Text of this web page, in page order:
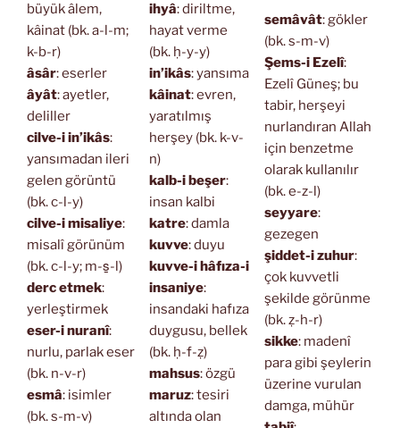
büyük âlem,
kâinat (bk. a-l-m;
k-b-r)
âsâr: eserler
âyât: ayetler,
deliller
cilve-i in’ikâs:
yansımadan ileri
gelen görüntü
(bk. c-l-y)
cilve-i misaliye:
misalî görünüm
(bk. c-l-y; m-s̱-l)
derc etmek:
yerleştirmek
eser-i nuranî:
nurlu, parlak eser
(bk. n-v-r)
esmâ: isimler
(bk. s-m-v)
ihyâ: diriltme,
hayat verme
(bk. ḥ-y-y)
in’ikâs: yansıma
kâinat: evren,
yaratılmış
herşey (bk. k-v-
n)
kalb-i beşer:
insan kalbi
katre: damla
kuvve: duyu
kuvve-i hâfıza-i
insaniye:
insandaki hafıza
duygusu, bellek
(bk. ḥ-f-ẓ)
mahsus: özgü
maruz: tesiri
altında olan
semâvât: gökler
(bk. s-m-v)
Şems-i Ezelî:
Ezelî Güneş; bu
tabir, herşeyi
nurlandıran Allah
için benzetme
olarak kullanılır
(bk. e-z-l)
seyyare:
gezegen
şiddet-i zuhur:
çok kuvvetli
şekilde görünme
(bk. ẓ-h-r)
sikke: madenî
para gibi şeylerin
üzerine vurulan
damga, mühür